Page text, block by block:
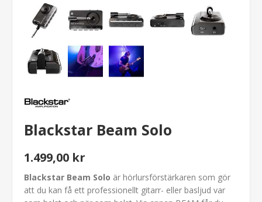
Blackstar Beam Solo
1.499,00 kr
Blackstar Beam Solo är hörlursförstärkaren som gör
att du kan få ett professionellt gitarr- eller basljud var